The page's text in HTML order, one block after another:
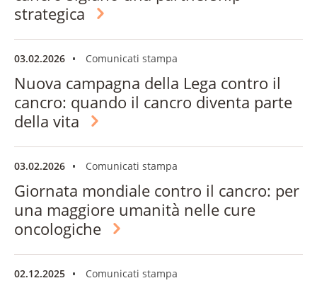
strategica
03.02.2026 Comunicati stampa
Nuova campagna della Lega contro il
cancro: quando il cancro diventa parte
della vita
03.02.2026 Comunicati stampa
Giornata mondiale contro il cancro: per
una maggiore umanità nelle cure
oncologiche
02.12.2025 Comunicati stampa